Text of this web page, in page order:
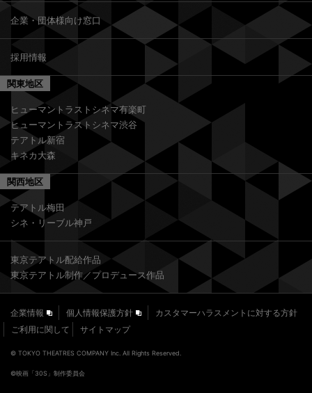
企業・団体様向け窓口
採用情報
関東地区
ヒューマントラストシネマ有楽町
ヒューマントラストシネマ渋谷
テアトル新宿
キネカ大森
関西地区
テアトル梅田
シネ・リーブル神戸
東京テアトル配給作品
東京テアトル制作／プロデュース作品
企業情報 個人情報保護方針
カスタマーハラスメントに対する方針
ご利用に関して
サイトマップ
© TOKYO THEATRES COMPANY Inc. All Rights Reserved.
©︎映画「30S」制作委員会